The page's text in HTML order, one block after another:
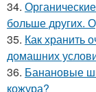
34.
больше других.
35. Как хранить
домашних
36. Банановые
кожура?